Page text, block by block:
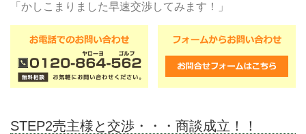
「かしこまりました早速交渉してみます！」
STEP2売主様と交渉・・・商談成立！！